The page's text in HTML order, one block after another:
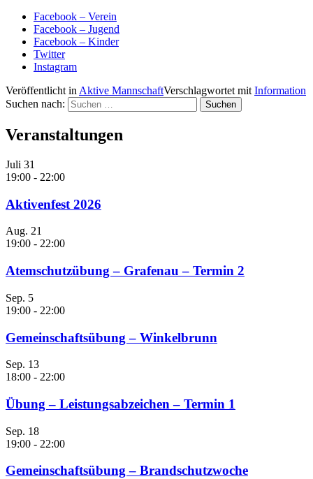
Facebook – Verein
Facebook – Jugend
Facebook – Kinder
Twitter
Instagram
Veröffentlicht in Aktive MannschaftVerschlagwortet mit Information
Suchen nach:
Veranstaltungen
Juli 31
19:00 - 22:00
Aktivenfest 2026
Aug. 21
19:00 - 22:00
Atemschutzübung – Grafenau – Termin 2
Sep. 5
19:00 - 22:00
Gemeinschaftsübung – Winkelbrunn
Sep. 13
18:00 - 22:00
Übung – Leistungsabzeichen – Termin 1
Sep. 18
19:00 - 22:00
Gemeinschaftsübung – Brandschutzwoche